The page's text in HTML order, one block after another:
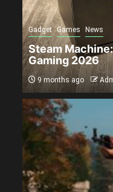
Gadget Games News
Steam
Gaming 2026
9 months ago